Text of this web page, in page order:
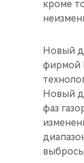
кроме
Новый
фирмой
Новый
фаз